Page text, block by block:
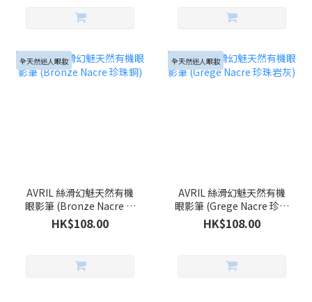
全天然迷人眼妝
AVRIL 絲滑幻魅天然有機
眼影筆 (Bronze Nacre 珍
珠銅)
HK$108.00
全天然迷人眼妝
AVRIL 絲滑幻魅天然有機
眼影筆 (Grege Nacre 珍珠
岩灰)
HK$108.00